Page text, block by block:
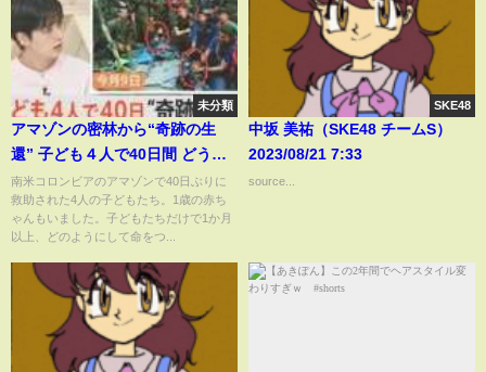
未分類
アマゾンの密林から“奇跡の生
還” 子ども４人で40日間 どうや
って生き延びた？【Nスタ解説】
｜TBS NEWS DIG
南米コロンビアのアマゾンで40日ぶりに
救助された4人の子どもたち。1歳の赤ち
ゃんもいました。子どもたちだけで1か月
以上、どのようにして命をつ...
SKE48
中坂 美祐（SKE48 チームS）
2023/08/21 7:33
source...